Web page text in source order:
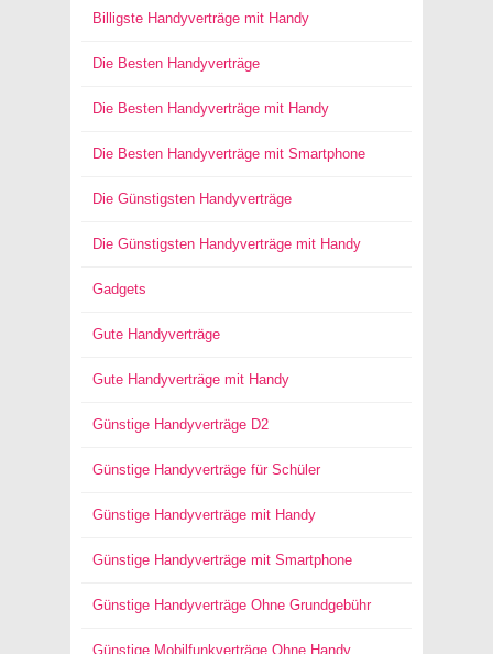
Billigste Handyverträge mit Handy
Die Besten Handyverträge
Die Besten Handyverträge mit Handy
Die Besten Handyverträge mit Smartphone
Die Günstigsten Handyverträge
Die Günstigsten Handyverträge mit Handy
Gadgets
Gute Handyverträge
Gute Handyverträge mit Handy
Günstige Handyverträge D2
Günstige Handyverträge für Schüler
Günstige Handyverträge mit Handy
Günstige Handyverträge mit Smartphone
Günstige Handyverträge Ohne Grundgebühr
Günstige Mobilfunkverträge Ohne Handy